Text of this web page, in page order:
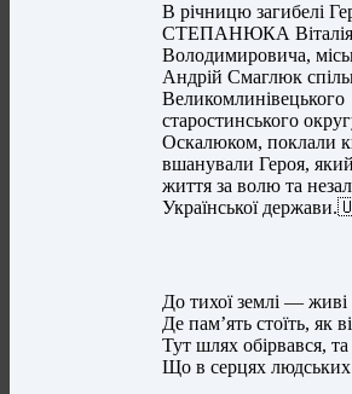
В річницю загибелі
СТЕПАНЮКА Віталія
Володимировича,
Андрій Смаглюк
Великомлинівецького
старостинського
Оскалюком, поклали
вшанували Героя,
життя за волю та
Української
До тихої землі — живі
Де пам’ять стоїть, як
Тут шлях обірвався,
Що в серцях людських